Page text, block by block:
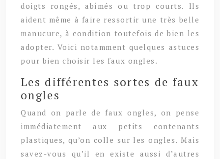
doigts rongés, abîmés ou trop courts. Ils
aident même à faire ressortir une très belle
manucure, à condition toutefois de bien les
adopter. Voici notamment quelques astuces
pour bien choisir les faux ongles.
Les différentes sortes de faux
ongles
Quand on parle de faux ongles, on pense
immédiatement aux petits contenants
plastiques, qu’on colle sur les ongles. Mais
savez-vous qu’il en existe aussi d’autres